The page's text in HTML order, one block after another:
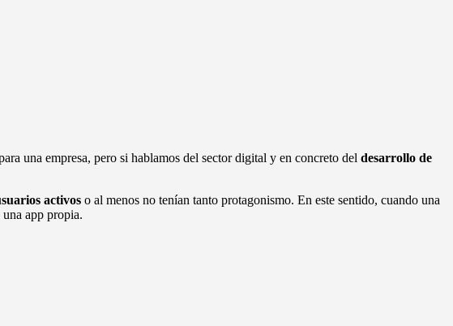
una empresa, pero si hablamos del sector digital y en concreto del desarrollo de
activos o al menos no tenían tanto protagonismo. En este sentido, cuando una
una app propia.